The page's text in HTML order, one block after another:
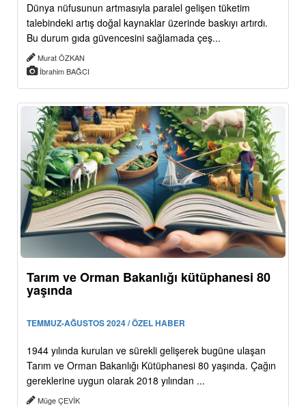
Dünya nüfusunun artmasıyla paralel gelişen tüketim
talebindeki artış doğal kaynaklar üzerinde baskıyı artırdı.
Bu durum gıda güvencesini sağlamada çeş...
Murat ÖZKAN
İbrahim BAĞCI
Tarım ve Orman Bakanlığı kütüphanesi 80
yaşında
TEMMUZ-AĞUSTOS 2024 / ÖZEL HABER
1944 yılında kurulan ve sürekli gelişerek bugüne ulaşan
Tarım ve Orman Bakanlığı Kütüphanesi 80 yaşında. Çağın
gereklerine uygun olarak 2018 yılından ...
Müge ÇEVİK